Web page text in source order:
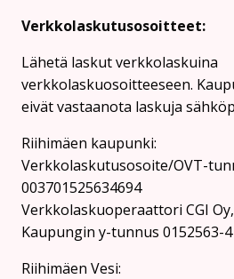
Verkkolaskutusosoitteet:
Lähetä laskut verkkolaskuina
verkkolaskuosoitteeseen.
eivät vastaanota laskuja
Riihimäen kaupunki:
Verkkolaskutusosoite/OVT-
003701525634694
Verkkolaskuoperaattori CGI
Kaupungin y-tunnus 0152563-4
Rii­hi­mäen Vesi: